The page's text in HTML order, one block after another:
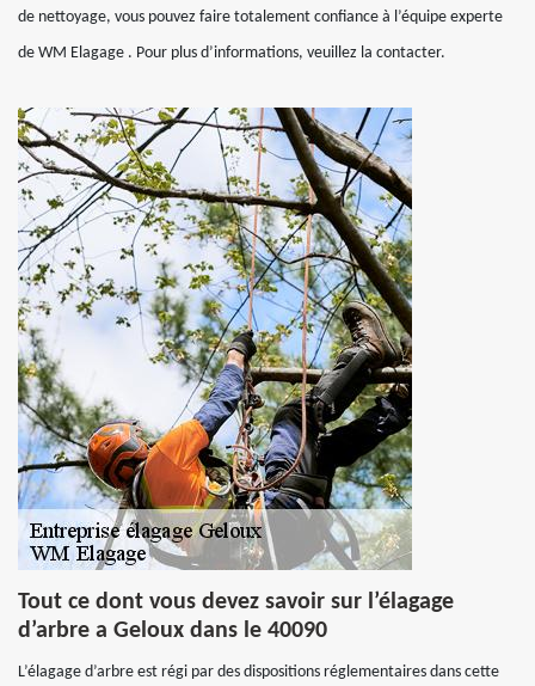
de nettoyage, vous pouvez faire totalement confiance à l’équipe experte
de WM Elagage . Pour plus d’informations, veuillez la contacter.
Tout ce dont vous devez savoir sur l’élagage
d’arbre a Geloux dans le 40090
L’élagage d’arbre est régi par des dispositions réglementaires dans cette